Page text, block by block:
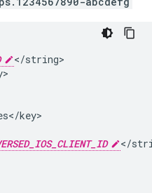
</string>
key>
</